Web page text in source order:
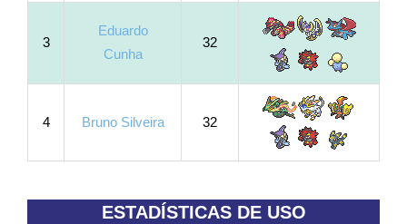
3
Eduardo
Cunha
32
4 Bruno Silveira 32
ESTADÍSTICAS DE USO